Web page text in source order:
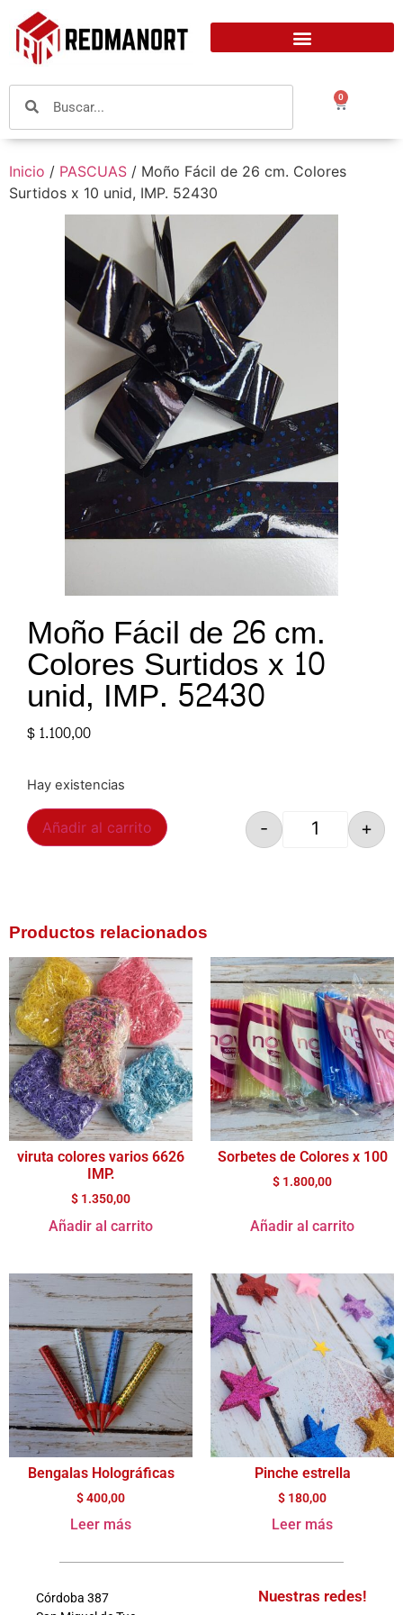
0
Inicio / PASCUAS / Moño Fácil de 26 cm. Colores
Surtidos x 10 unid, IMP. 52430
Moño Fácil de 26 cm.
Colores Surtidos x 10
unid, IMP. 52430
$1.100,00
Hay existencias
- +
Añadir al carrito
Productos relacionados
viruta colores varios 6626
IMP.
$ 1.350,00
Añadir al carrito
Sorbetes de Colores x 100
$ 1.800,00
Añadir al carrito
Bengalas Holográficas
$400,00
Leer más
Pinche estrella
$ 180,00
Leer más
Córdoba 387
Nuestras redes!